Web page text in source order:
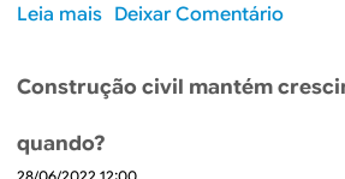
r
t
s
p
Leia mais
r
Deixar Comentário
Construção civil mantém
quando?